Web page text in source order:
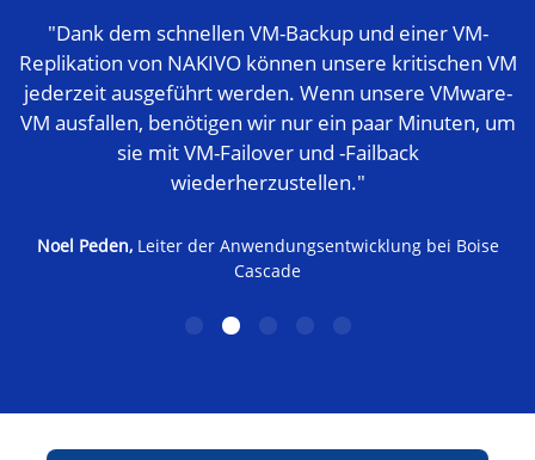
"Dank dem schnellen VM-Backup und einer VM-
Replikation von NAKIVO können unsere kritischen VM
jederzeit ausgeführt werden. Wenn unsere VMware-
VM ausfallen, benötigen wir nur ein paar Minuten, um
sie mit VM-Failover und -Failback
wiederherzustellen."
Noel Peden,Leiter der Anwendungsentwicklung bei Boise
Cascade